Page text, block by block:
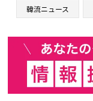
韓流ニュース